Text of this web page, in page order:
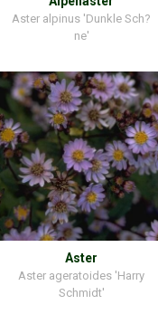
Aster alpinus 'Dunkle Sch?
ne'
Aster
Aster ageratoides 'Harry
Schmidt'